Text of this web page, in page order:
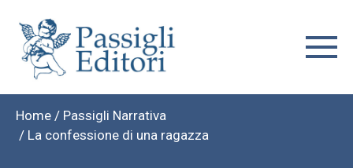
Home / Passigli Narrativa
/ La confessione di una ragazza